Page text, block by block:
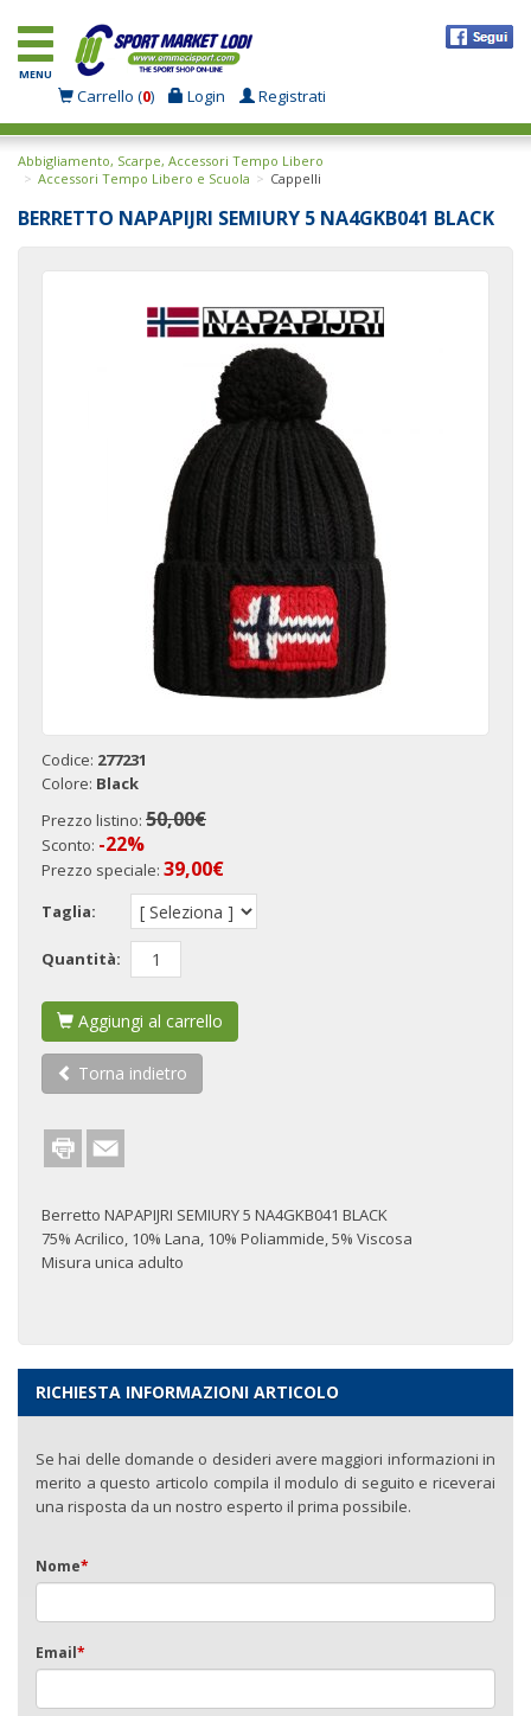
MENU
Carrello (0) Login Registrati
Abbigliamento, Scarpe, Accessori Tempo Libero
Accessori Tempo Libero e Scuola
Cappelli
BERRETTO NAPAPIJRI SEMIURY 5 NA4GKB041 BLACK
Codice: 277231
Colore: Black
Prezzo listino: 50,00€
Sconto: -22%
Prezzo speciale: 39,00€
Taglia:
Quantità:
Aggiungi al carrello
Torna indietro
Berretto NAPAPIJRI SEMIURY 5 NA4GKB041 BLACK
75% Acrilico, 10% Lana, 10% Poliammide, 5% Viscosa
Misura unica adulto
RICHIESTA INFORMAZIONI ARTICOLO
Se hai delle domande o desideri avere maggiori informazioni in
merito a questo articolo compila il modulo di seguito e riceverai
una risposta da un nostro esperto il prima possibile.
Nome*
Email*